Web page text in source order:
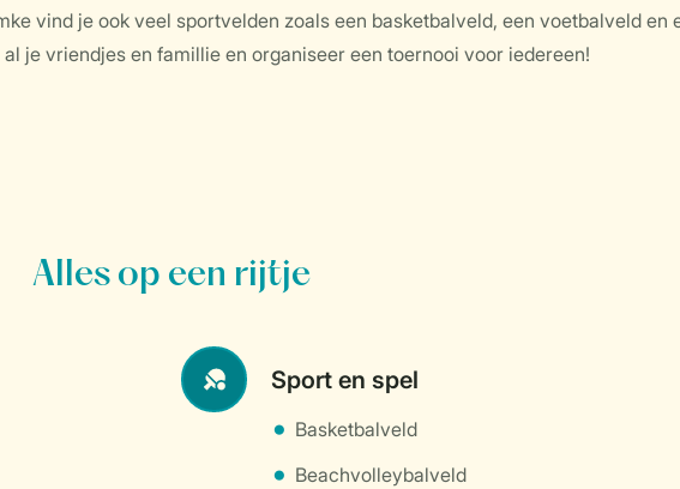
vind je ook veel sportvelden zoals een basketbalveld, een voetbalveld en
je vriendjes en famillie en organiseer een toernooi voor iedereen!
Alles op een rijtje
Sport en spel
Basketbalveld
Beachvolleybalveld